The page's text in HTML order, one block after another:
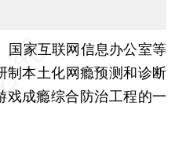
家互联网信息办公室等
制本土化网瘾预测和诊断
戏成瘾综合防治工程的一